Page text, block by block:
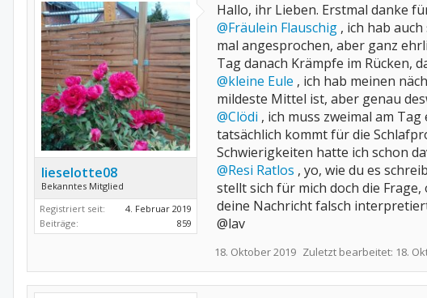
lieselotte08
Bekanntes Mitglied
Registriert seit:
4. Februar 2019
Beiträge:
859
Hallo, ihr Lieben. Erstmal danke
@Fräulein Flauschig , ich hab
mal angesprochen, aber ganz
Tag danach Krämpfe im Rücken,
@kleine Eule , ich hab meinen
mildeste Mittel ist, aber genau
@Clödi , ich muss zweimal am
tatsächlich kommt für die
Schwierigkeiten hatte ich schon
@Resi Ratlos , yo, wie du es
stellt sich für mich doch die
deine Nachricht falsch
@lav
18. Oktober 2019 Zuletzt bearbeitet: 18.